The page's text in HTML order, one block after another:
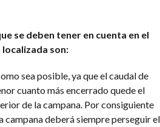
se deben tener en cuenta en el
son:
sea posible, ya que el caudal de
cuanto más encerrado quede el
de la campana. Por consiguiente
campana deberá siempre perseguir el